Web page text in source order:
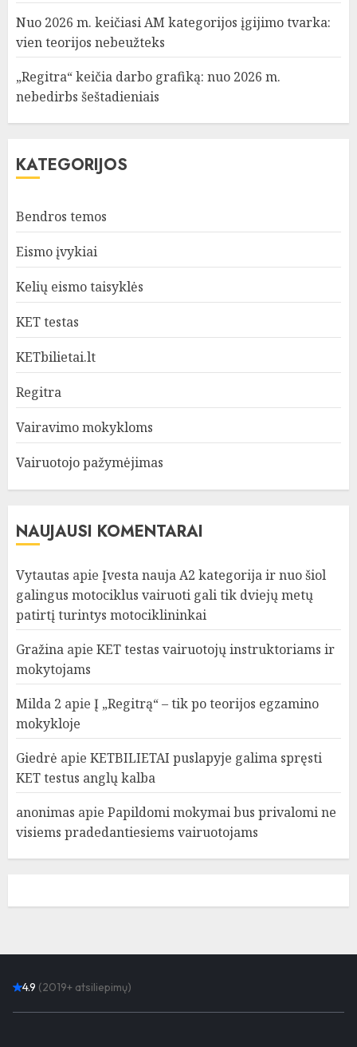
Nuo 2026 m. keičiasi AM kategorijos įgijimo tvarka:
vien teorijos nebeužteks
„Regitra“ keičia darbo grafiką: nuo 2026 m.
nebedirbs šeštadieniais
KATEGORIJOS
Bendros temos
Eismo įvykiai
Kelių eismo taisyklės
KET testas
KETbilietai.lt
Regitra
Vairavimo mokykloms
Vairuotojo pažymėjimas
NAUJAUSI KOMENTARAI
Vytautas apie Įvesta nauja A2 kategorija ir nuo šiol
galingus motociklus vairuoti gali tik dviejų metų
patirtį turintys motociklininkai
Gražina apie KET testas vairuotojų instruktoriams ir
mokytojams
Milda 2 apie Į „Regitrą“ – tik po teorijos egzamino
mokykloje
Giedrė apie KETBILIETAI puslapyje galima spręsti
KET testus anglų kalba
anonimas apie Papildomi mokymai bus privalomi ne
visiems pradedantiesiems vairuotojams
4.9 (2019+ atsiliepimų)